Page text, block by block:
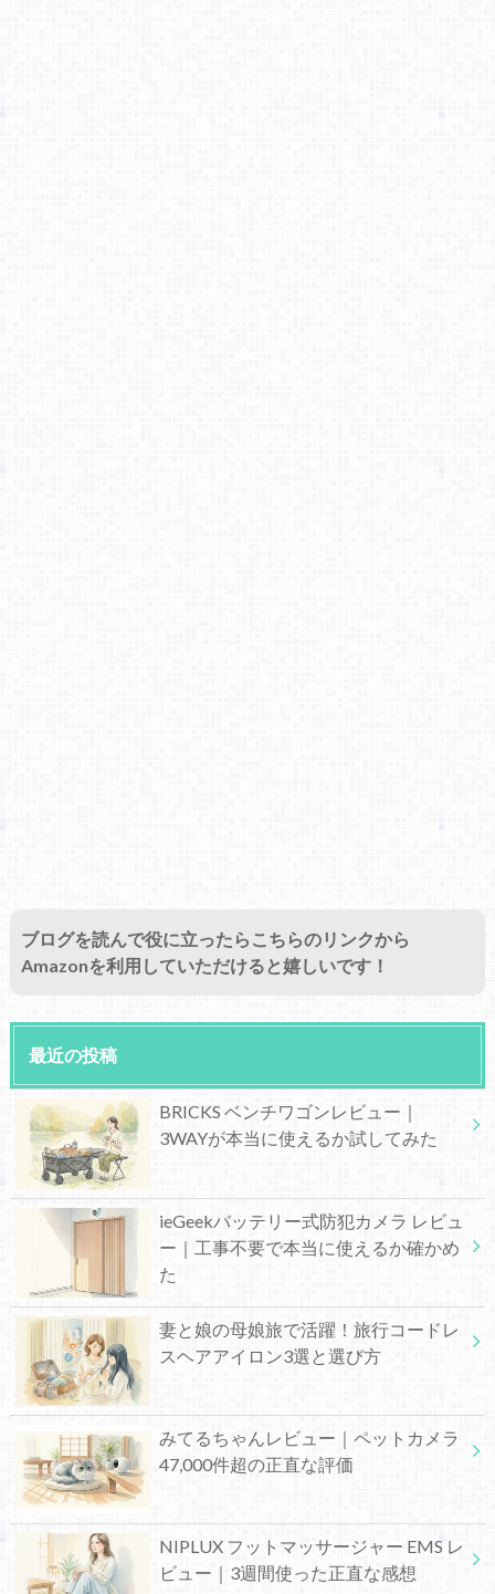
ブログを読んで役に立ったらこちらのリンクから
Amazonを利用していただけると嬉しいです！
最近の投稿
BRICKS ベンチワゴンレビュー｜
3WAYが本当に使えるか試してみた
ieGeekバッテリー式防犯カメラ レビュ
ー｜工事不要で本当に使えるか確かめ
た
妻と娘の母娘旅で活躍！旅行コードレ
スヘアアイロン3選と選び方
みてるちゃんレビュー｜ペットカメラ
47,000件超の正直な評価
NIPLUX フットマッサージャー EMS レ
ビュー｜3週間使った正直な感想